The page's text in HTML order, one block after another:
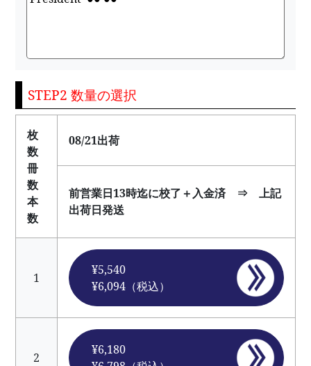
STEP2 数量の選択
枚
数
冊
数
本
数
08/21出荷
前営業日13時迄に校了＋入金済 ⇒ 上記
出荷日発送
1
¥5,540
¥6,094（税込）
2
¥6,180